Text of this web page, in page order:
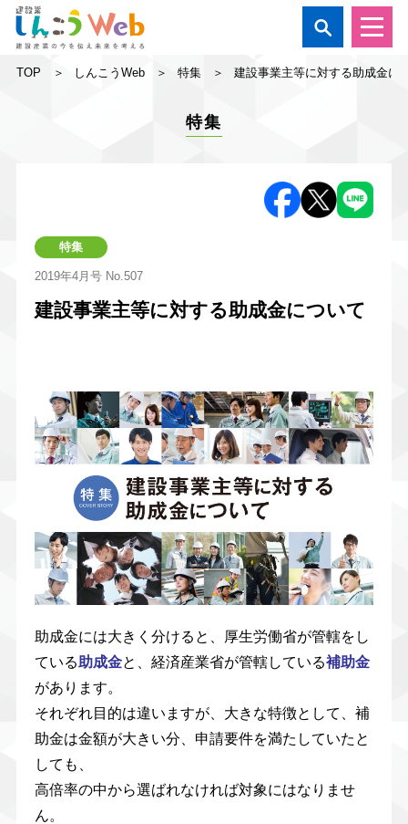

TOP しんこうWeb 特集 建設事業主等に対する助成金に
特集
特集
2019年4月号No.507
建設事業主等に対する助成金について
助成金には大きく分けると、厚生労働省が管轄をし
ている助成金と、経済産業省が管轄している補助金
があります。
それぞれ目的は違いますが、大きな特徴として、補
助金は金額が大きい分、申請要件を満たしていたと
しても、
高倍率の中から選ばれなければ対象にはなりませ
ん。